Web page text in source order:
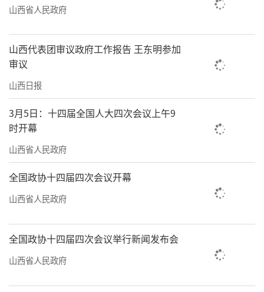
责任编辑：李梓涵
山西省人民政府
山西代表团审议政府工作报告 王东明参加
审议
山西日报
3月5日：十四届全国人大四次会议上午9
时开幕
山西省人民政府
全国政协十四届四次会议开幕
山西省人民政府
全国政协十四届四次会议举行新闻发布会
山西省人民政府